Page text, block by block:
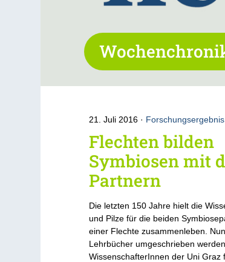
21. Juli 2016 Forschungsergebnis
Flechten bilden
Symbiosen mit
Partnern
Die letzten 150 Jahre hielt die
und Pilze für die beiden
einer Flechte zusammenleben.
Lehrbücher umgeschrieben
WissenschafterInnen der Uni Graz